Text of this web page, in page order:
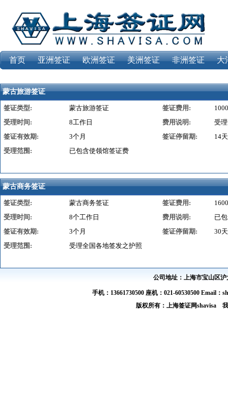
首页 亚洲签证 欧洲签证 美洲签证 非洲签证 大
蒙古旅游签证
签证类型: 蒙古旅游签证 签证费用:
受理时间:
8工作日 费用说明:
受
签证有效期:
3个月 签证停留期:
14天
受理范围:
已包含使领馆签证费
蒙古商务签证
签证类型: 蒙古商务签证 签证费用:
受理时间:
8个工作日 费用说明:
已
签证有效期:
3个月 签证停留期:
30天
受理范围:
受理全国各地签发之护照
公司地址：上海市宝山区沪
手机：13661730500 座机：021-60530500 Email
版权所有：上海签证网shavisa